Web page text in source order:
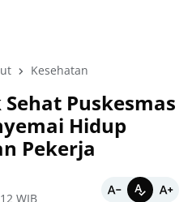
Kesehatan
Puskesmas
Hidup
Pekerja
WIB